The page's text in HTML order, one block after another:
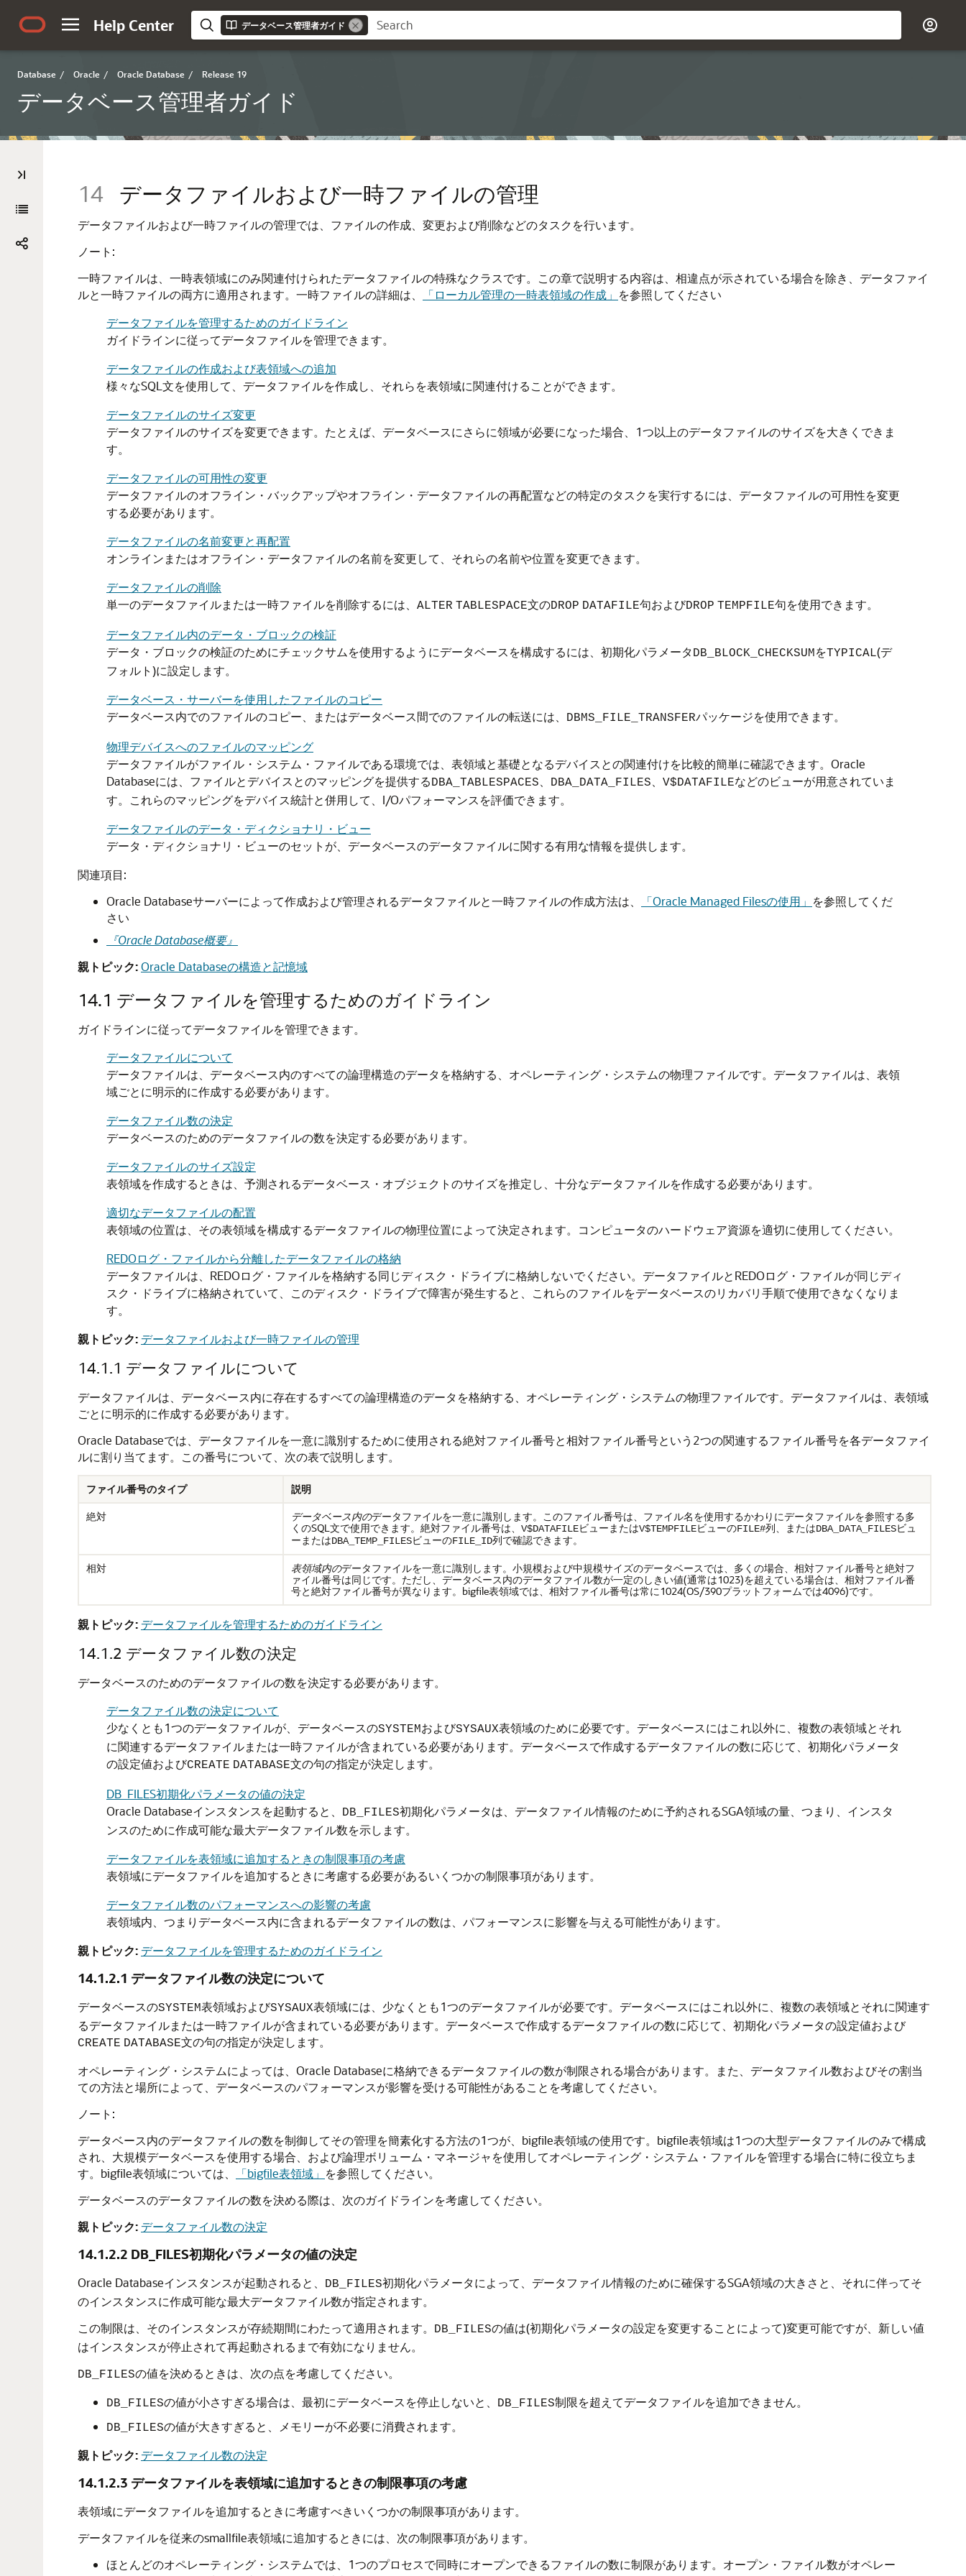
Help Center データベース管理者ガイド
Database / Oracle / Oracle Database / Release 19
データベース管理者ガイド
14 データファイルおよび一時ファイルの管理
データファイルおよび一時ファイルの管理では、ファイルの作成、変更および削除などのタスクを行います。
ノート:
一時ファイルは、一時表領域にのみ関連付けられたデータファイルの特殊なクラスです。この章で説明する内容は、相違点が示されている場合を除き、データファイ
ルと一時ファイルの両方に適用されます。一時ファイルの詳細は、
「ローカル管理の一時表領域の作成」 を参照してください
データファイルを管理するためのガイドライン
ガイドラインに従ってデータファイルを管理できます。
データファイルの作成および表領域への追加
様々なSQL文を使用して、データファイルを作成し、それらを表領域に関連付けることができます。
データファイルのサイズ変更
データファイルのサイズを変更できます。たとえば、データベースにさらに領域が必要になった場合、1つ以上のデータファイルのサイズを大きくできま
す。
データファイルの可用性の変更
データファイルのオフライン・バックアップやオフライン・データファイルの再配置などの特定のタスクを実行するには、データファイルの可用性を変更
する必要があります。
データファイルの名前変更と再配置
オンラインまたはオフライン・データファイルの名前を変更して、それらの名前や位置を変更できます。
データファイルの削除
単一のデータファイルまたは一時ファイルを削除するには、 ALTER TABLESPACE文のDROP DATAFILE句およびDROP TEMPFILE句を使用できます。
データファイル内のデータ・ブロックの検証
データ・ブロックの検証のためにチェックサムを使用するようにデータベースを構成するには、初期化パラメータDB_BLOCK_CHECKSUMをTYPICAL(デ
フォルト)に設定します。
データベース・サーバーを使用したファイルのコピー
データベース内でのファイルのコピー、またはデータベース間でのファイルの転送には、
DBMS_FILE_TRANSFERパッケージを使用できます。
物理デバイスへのファイルのマッピング
データファイルがファイル・システム・ファイルである環境では、表領域と基礎となるデバイスとの関連付けを比較的簡単に確認できます。Oracle
Databaseには、ファイルとデバイスとのマッピングを提供するDBA_TABLESPACES DBA_DATA_FILES V$DATAFILEなどのビューが用意されていま
す。これらのマッピングをデバイス統計と併用して、I/Oパフォーマンスを評価できます。
データファイルのデータ・ディクショナリ・ビュー
データ・ディクショナリ・ビューのセットが、データベースのデータファイルに関する有用な情報を提供します。
関連項目:
Oracle Databaseサーバーによって作成および管理されるデータファイルと一時ファイルの作成方法は、
「Oracle Managed Filesの使用」 を参照してくだ
さい
『Oracle Database概要』
親トピック:Oracle Databaseの構造と記憶域
14.1 データファイルを管理するためのガイドライン
ガイドラインに従ってデータファイルを管理できます。
データファイルについて
データファイルは、データベース内のすべての論理構造のデータを格納する、オペレーティング・システムの物理ファイルです。データファイルは、表領
域ごとに明示的に作成する必要があります。
データファイル数の決定
データベースのためのデータファイルの数を決定する必要があります。
データファイルのサイズ設定
表領域を作成するときは、予測されるデータベース・オブジェクトのサイズを推定し、十分なデータファイルを作成する必要があります。
適切なデータファイルの配置
表領域の位置は、その表領域を構成するデータファイルの物理位置によって決定されます。コンピュータのハードウェア資源を適切に使用してください。
REDOログ・ファイルから分離したデータファイルの格納
データファイルは、REDOログ・ファイルを格納する同じディスク・ドライブに格納しないでください。データファイルとREDOログ・ファイルが同じディ
スク・ドライブに格納されていて、このディスク・ドライブで障害が発生すると、これらのファイルをデータベースのリカバリ手順で使用できなくなりま
す。
親トピック: データファイルおよび一時ファイルの管理
14.1.1 データファイルについて
データファイルは、データベース内に存在するすべての論理構造のデータを格納する、オペレーティング・システムの物理ファイルです。データファイルは、表領域
ごとに明示的に作成する必要があります。
Oracle Databaseでは、データファイルを一意に識別するために使用される絶対ファイル番号と相対ファイル番号という2つの関連するファイル番号を各データファイ
ルに割り当てます。この番号について、次の表で説明します。
ファイル番号のタイプ
説明
絶対
データベース内のデータファイルを一意に識別します。このファイル番号は、ファイル名を使用するかわりにデータファイルを参照する多
くのSQL文で使用できます。絶対ファイル番号は、 V$DATAFILEビューまたはV$TEMPFILEビューのFILE#列、またはDBA_DATA_FILESビュ
ーまたはDBA_TEMP_FILESビューのFILE_ID列で確認できます。
相対 表領域内のデータファイルを一意に識別します。小規模および中規模サイズのデータベースでは、多くの場合、相対ファイル番号と絶対フ
ァイル番号は同じです。ただし、データベース内のデータファイル数が一定のしきい値(通常は1023)を超えている場合は、相対ファイル番
号と絶対ファイル番号が異なります。bigfile表領域では、相対ファイル番号は常に1024(OS/390プラットフォームでは4096)です。
親トピック: データファイルを管理するためのガイドライン
14.1.2 データファイル数の決定
データベースのためのデータファイルの数を決定する必要があります。
データファイル数の決定について
少なくとも1つのデータファイルが、データベースのSYSTEMおよびSYSAUX表領域のために必要です。データベースにはこれ以外に、複数の表領域とそれ
に関連するデータファイルまたは一時ファイルが含まれている必要があります。データベースで作成するデータファイルの数に応じて、初期化パラメータ
の設定値およびCREATE DATABASE文の句の指定が決定します。
DB_FILES初期化パラメータの値の決定
Oracle Databaseインスタンスを起動すると、
DB_FILES初期化パラメータは、データファイル情報のために予約されるSGA領域の量、つまり、インスタ
ンスのために作成可能な最大データファイル数を示します。
データファイルを表領域に追加するときの制限事項の考慮
表領域にデータファイルを追加するときに考慮する必要があるいくつかの制限事項があります。
データファイル数のパフォーマンスへの影響の考慮
表領域内、つまりデータベース内に含まれるデータファイルの数は、パフォーマンスに影響を与える可能性があります。
親トピック: データファイルを管理するためのガイドライン
14.1.2.1 データファイル数の決定について
データベースのSYSTEM表領域およびSYSAUX表領域には、少なくとも1つのデータファイルが必要です。データベースにはこれ以外に、複数の表領域とそれに関連す
るデータファイルまたは一時ファイルが含まれている必要があります。データベースで作成するデータファイルの数に応じて、初期化パラメータの設定値および
CREATE DATABASE文の句の指定が決定します。
オペレーティング・システムによっては、Oracle Databaseに格納できるデータファイルの数が制限される場合があります。また、データファイル数およびその割当
ての方法と場所によって、データベースのパフォーマンスが影響を受ける可能性があることを考慮してください。
ノート:
データベース内のデータファイルの数を制御してその管理を簡素化する方法の1つが、bigfile表領域の使用です。bigfile表領域は1つの大型データファイルのみで構成
され、大規模データベースを使用する場合、および論理ボリューム・マネージャを使用してオペレーティング・システム・ファイルを管理する場合に特に役立ちま
す。bigfile表領域については、
「bigfile表領域」 を参照してください。
データベースのデータファイルの数を決める際は、次のガイドラインを考慮してください。
親トピック: データファイル数の決定
14.1.2.2 DB_FILES初期化パラメータの値の決定
Oracle Databaseインスタンスが起動されると、 DB_FILES初期化パラメータによって、データファイル情報のために確保するSGA領域の大きさと、それに伴ってそ
のインスタンスに作成可能な最大データファイル数が指定されます。
この制限は、そのインスタンスが存続期間にわたって適用されます。
DB_FILESの値は(初期化パラメータの設定を変更することによって)変更可能ですが、新しい値
はインスタンスが停止されて再起動されるまで有効になりません。
DB_FILESの値を決めるときは、次の点を考慮してください。
DB_FILESの値が小さすぎる場合は、最初にデータベースを停止しないと、 DB_FILES制限を超えてデータファイルを追加できません。
DB_FILESの値が大きすぎると、メモリーが不必要に消費されます。
親トピック: データファイル数の決定
14.1.2.3 データファイルを表領域に追加するときの制限事項の考慮
表領域にデータファイルを追加するときに考慮すべきいくつかの制限事項があります。
データファイルを従来のsmallfile表領域に追加するときには、次の制限事項があります。
ほとんどのオペレーティング・システムでは、1つのプロセスで同時にオープンできるファイルの数に制限があります。オープン・ファイル数がオペレー